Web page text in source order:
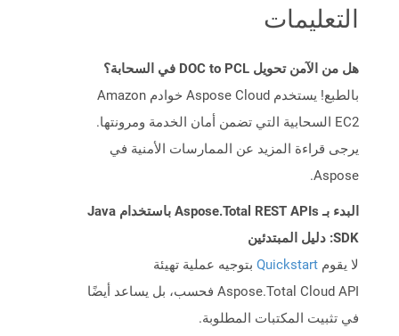
التعليمات
هل من الآمن تحويل DOC to PCL في السحابة؟
بالطبع! يستخدم Aspose Cloud خوادم Amazon
EC2 السحابية التي تضمن أمان الخدمة ومرونتها.
يرجى قراءة المزيد عن الممارسات الأمنية في
Aspose.
البدء بـ Aspose.Total REST APIs باستخدام Java
SDK: دليل المبتدئين
لا يقوم Quickstart بتوجيه عملية تهيئة
Aspose.Total Cloud API فحسب، بل يساعد أيضًا
في تثبيت المكتبات المطلوبة.